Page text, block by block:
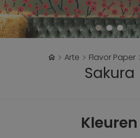
Arte Flavor Paper
Sakura
Kleuren